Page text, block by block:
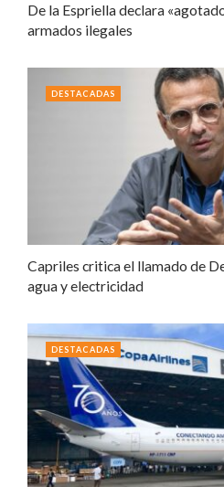
De la Espriella declara
armados ilegales
Capriles critica el llamado de
agua y electricidad
DESTACADAS
DESTACADAS